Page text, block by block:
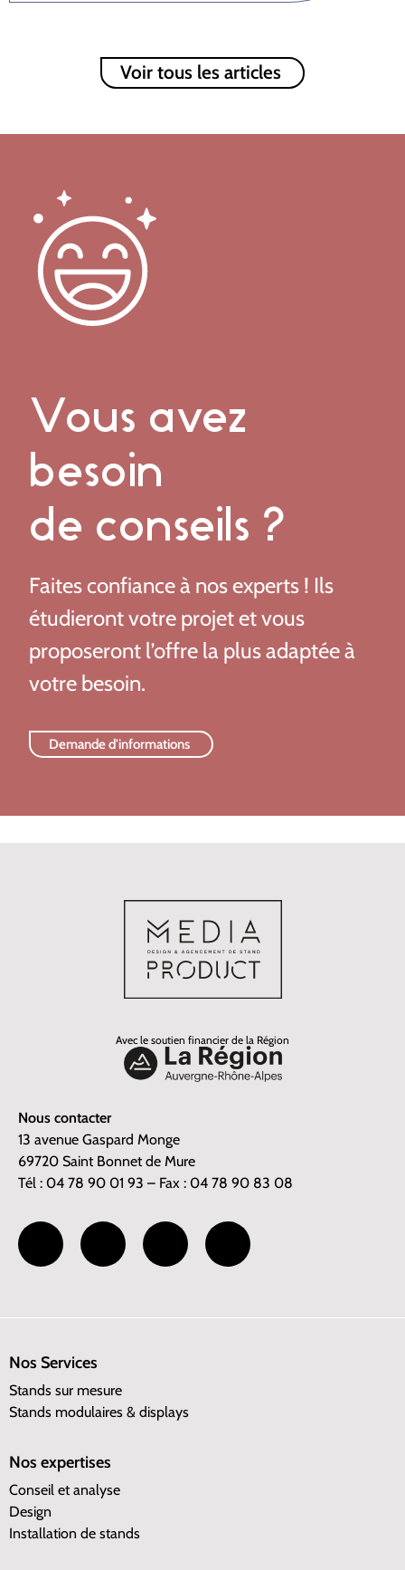
Voir tous les articles
Vous avez
besoin
de conseils ?
Faites confiance à nos experts ! Ils
étudieront votre projet et vous
proposeront l’offre la plus adaptée à
votre besoin.
Demande d'informations
Avec le soutien financier de la Région
Nous contacter
13 avenue Gaspard Monge
69720 Saint Bonnet de Mure
Tél : 04 78 90 01 93 – Fax : 04 78 90 83 08
Nos Services
Stands sur mesure
Stands modulaires & displays
Nos expertises
Conseil et analyse
Design
Installation de stands